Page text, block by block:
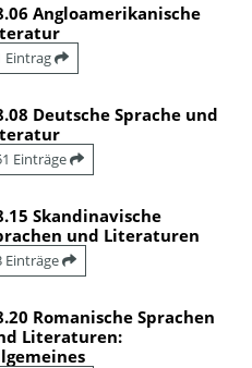
Angloamerikanische
Eintrag
Deutsche Sprache und
Einträge
Skandinavische
und Literaturen
Einträge
Romanische Sprachen
Literaturen: